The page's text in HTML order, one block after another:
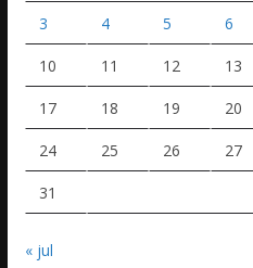
3 4 5 6
10 11 12 13
17 18 19 20
24 25 26 27
31
« jul